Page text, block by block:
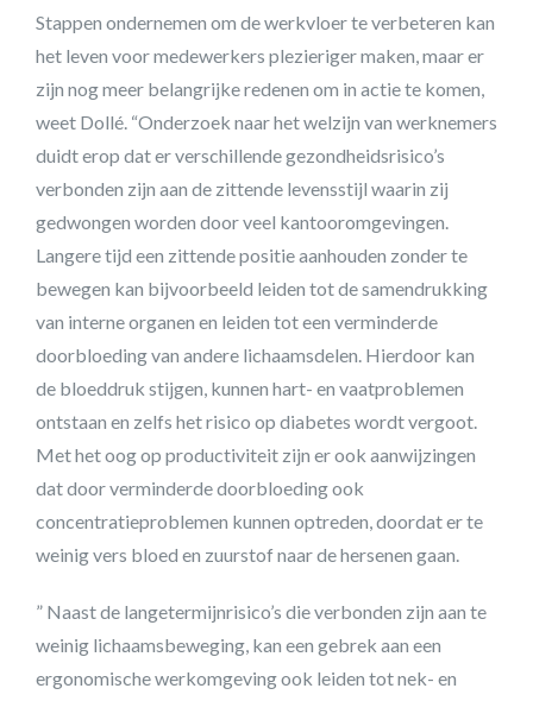
Stappen ondernemen om de werkvloer te verbeteren kan
het leven voor medewerkers plezieriger maken, maar er
zijn nog meer belangrijke redenen om in actie te komen,
weet Dollé. “Onderzoek naar het welzijn van werknemers
duidt erop dat er verschillende gezondheidsrisico’s
verbonden zijn aan de zittende levensstijl waarin zij
gedwongen worden door veel kantooromgevingen.
Langere tijd een zittende positie aanhouden zonder te
bewegen kan bijvoorbeeld leiden tot de samendrukking
van interne organen en leiden tot een verminderde
doorbloeding van andere lichaamsdelen. Hierdoor kan
de bloeddruk stijgen, kunnen hart- en vaatproblemen
ontstaan en zelfs het risico op diabetes wordt vergoot.
Met het oog op productiviteit zijn er ook aanwijzingen
dat door verminderde doorbloeding ook
concentratieproblemen kunnen optreden, doordat er te
weinig vers bloed en zuurstof naar de hersenen gaan.
” Naast de langetermijnrisico’s die verbonden zijn aan te
weinig lichaamsbeweging, kan een gebrek aan een
ergonomische werkomgeving ook leiden tot nek- en